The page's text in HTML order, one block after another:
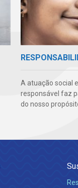
A atuação social
responsável faz
do nosso